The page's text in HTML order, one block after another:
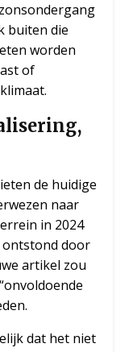
buiten die
worden
of
de huidige
naar
in 2024
ontstond door
artikel zou
dat het niet